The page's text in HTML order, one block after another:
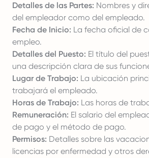
Detalles de las Partes: Nombres y
del empleador como del empleado.
Fecha de Inicio: La fecha oficial de
empleo.
Detalles del Puesto: El título del
una descripción clara de sus
Lugar de Trabajo: La ubicación
trabajará el empleado.
Horas de Trabajo: Las horas de
Remuneración: El salario del
de pago y el método de pago.
Permisos: Detalles sobre las
licencias por enfermedad y otros